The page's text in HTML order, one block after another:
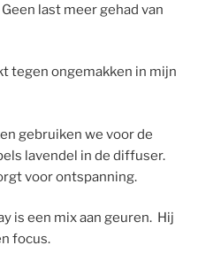
last meer gehad van
tegen ongemakken in mijn
gebruiken we voor de
lavendel in de diffuser.
voor ontspanning.
is een mix aan geuren. Hij
focus.